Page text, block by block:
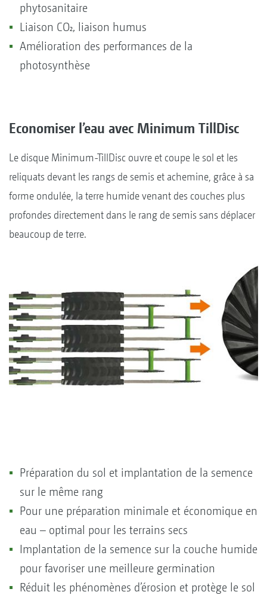
phytosanitaire
Liaison CO₂, liaison humus
Amélioration des performances de la
photosynthèse
Economiser l’eau avec Minimum TillDisc
Le disque Minimum-TillDisc ouvre et coupe le sol et les
reliquats devant les rangs de semis et achemine, grâce à sa
forme ondulée, la terre humide venant des couches plus
profondes directement dans le rang de semis sans déplacer
beaucoup de terre.
Préparation du sol et implantation de la semence
sur le même rang
Pour une préparation minimale et économique en
eau – optimal pour les terrains secs
Implantation de la semence sur la couche humide
pour favoriser une meilleure germination
Réduit les phénomènes d’érosion et protège le sol